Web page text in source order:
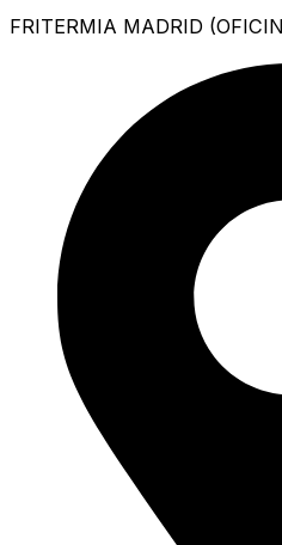
FRITERMIA MADRID